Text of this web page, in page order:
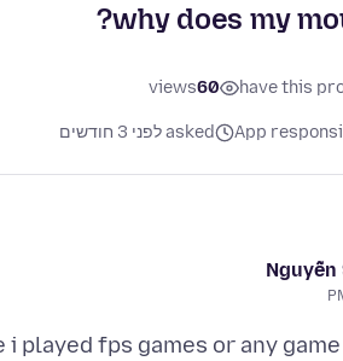
why does my
have this
60
views
App asked לפני 3 חודשים
Nguyễn
played fps games or any